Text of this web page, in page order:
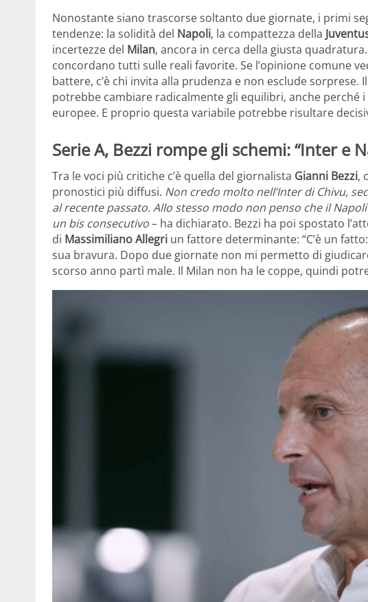
Nonostante siano trascorse soltanto due giornate, i primi
tendenze: la solidità del Napoli, la compattezza della
incertezze del Milan, ancora in cerca della giusta
concordano tutti sulle reali favorite. Se l’opinione comune
battere, c’è chi invita alla prudenza e non esclude sorprese.
potrebbe cambiare radicalmente gli equilibri, anche perché
europee. E proprio questa variabile potrebbe risultare
Serie A, Bezzi rompe gli schemi: “Inter e
Tra le voci più critiche c’è quella del giornalista Gianni Bezzi,
pronostici più diffusi. Non credo molto nell’Inter di Chivu,
al recente passato. Allo stesso modo non penso che il
un bis consecutivo– ha dichiarato. Bezzi ha poi spostato
di Massimiliano Allegri un fattore determinante: “C’è un
sua bravura. Dopo due giornate non mi permetto di
scorso anno partì male. Il Milan non ha le coppe, quindi